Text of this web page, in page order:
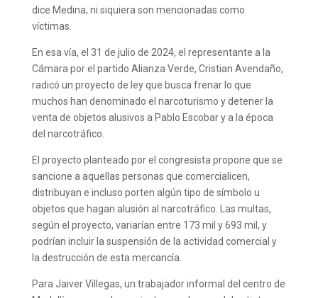
dice Medina, ni siquiera son mencionadas como
víctimas.
En esa vía, el 31 de julio de 2024, el representante a la
Cámara por el partido Alianza Verde, Cristian Avendaño,
radicó un proyecto de ley que busca frenar lo que
muchos han denominado el narcoturismo y detener la
venta de objetos alusivos a Pablo Escobar y a la época
del narcotráfico.
El proyecto planteado por el congresista propone que se
sancione a aquellas personas que comercialicen,
distribuyan e incluso porten algún tipo de símbolo u
objetos que hagan alusión al narcotráfico. Las multas,
según el proyecto, variarían entre 173 mil y 693 mil, y
podrían incluir la suspensión de la actividad comercial y
la destrucción de esta mercancía.
Para Jaiver Villegas, un trabajador informal del centro de